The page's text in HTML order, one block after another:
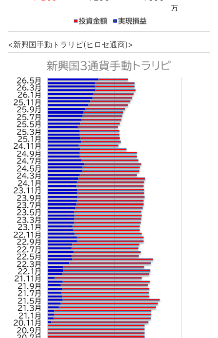
<新興国手動トラリピ(ヒロセ通商)>